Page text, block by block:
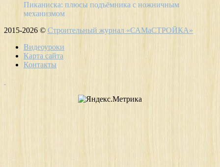
Пиканиска: плюсы подъёмника с ножничным
механизмом
2015-2026 © Строительный журнал «САМаСТРОЙКА»
Видеоуроки
Карта сайта
Контакты